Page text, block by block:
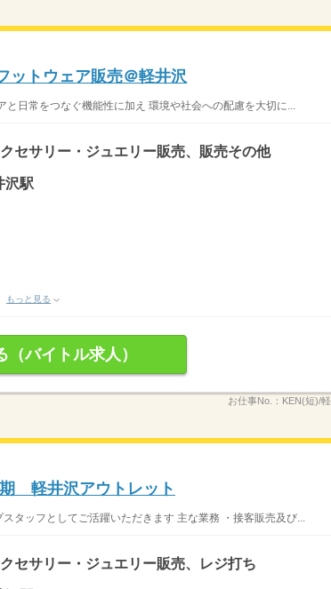
ットウェア販売＠軽井沢
日常をつなぐ機能性に加え 環境や社会への配慮を大切に...
セサリー・ジュエリー販売、販売その他
沢駅
もっと見る
（バイトル求人）
お仕事No.： KEN(短)/
軽井沢アウトレット
タッフとしてご活躍いただきます 主な業務 ・接客販売及び...
セサリー・ジュエリー販売、レジ打ち